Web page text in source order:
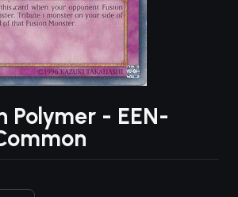
Polymer - EEN-